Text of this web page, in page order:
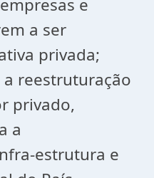
e
a ser
privada;
reestruturação
privado,
a
estrutura e